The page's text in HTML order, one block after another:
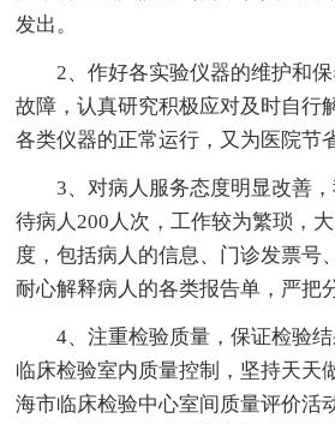
发出。
2、作好各实验仪器的维护和保
故障，认真研究积极应对及时自行
各类仪器的正常运行，又为医院节
3、对病人服务态度明显改善，
待病人200人次，工作较为繁琐，
度，包括病人的信息、门诊发票号
耐心解释病人的各类报告单，严把
4、注重检验质量，保证检验结
临床检验室内质量控制，坚持天天
海市临床检验中心室间质量评价活